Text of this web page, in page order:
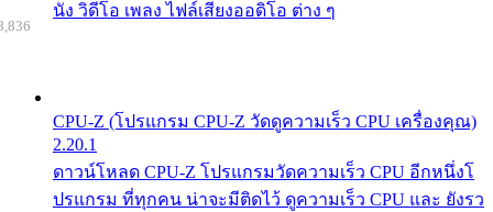
นัง วิดีโอ เพลง ไฟล์เสียงออดิโอ ต่าง ๆ
CPU-Z (โปรแกรม CPU-Z วัดดูความเร็ว CPU เครื่องคุณ)
2.20.1
ดาวน์โหลด CPU-Z โปรแกรมวัดความเร็ว CPU อีกหนึ่งโ
ปรแกรม ที่ทุกคน น่าจะมีติดไว้ ดูความเร็ว CPU และ ยังรว